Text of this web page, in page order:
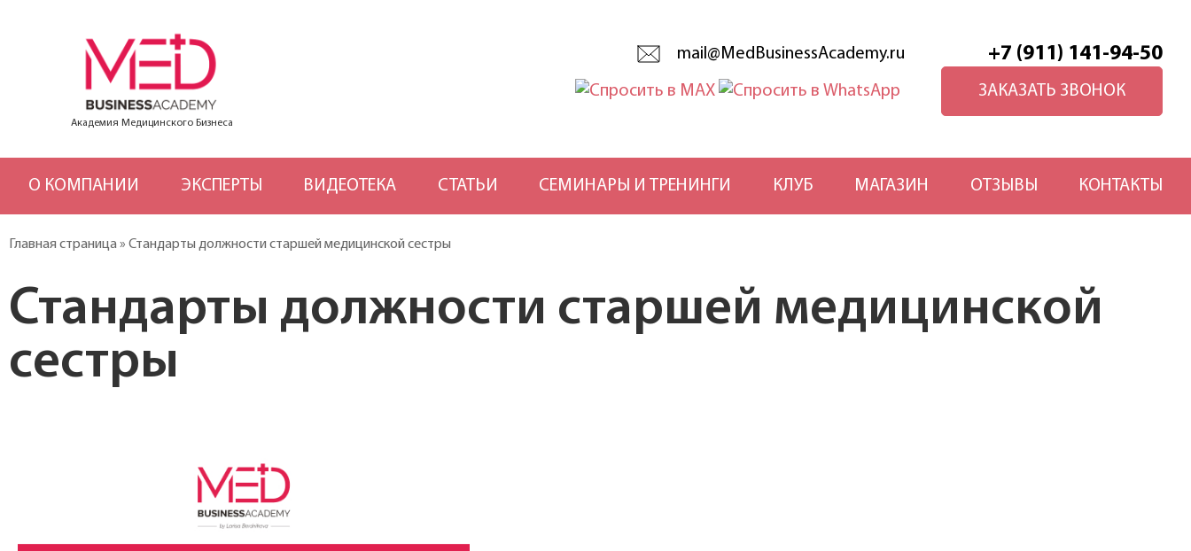
Академия Медицинского Бизнеса
mail@MedBusinessAcademy.ru +7 (911) 141-94-50
ЗАКАЗАТЬ ЗВОНОК
О КОМПАНИИ ЭКСПЕРТЫ ВИДЕОТЕКА СТАТЬИ СЕМИНАРЫ И ТРЕНИНГИ КЛУБ МАГАЗИН ОТЗЫВЫ КОНТАКТЫ
Главная страница» Стандарты должности старшей медицинской сестры
Стандарты должности старшей медицинской
сестры